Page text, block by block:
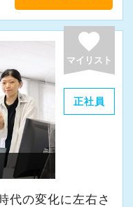
favorite
マイリスト
正社員
代の変化に左右さ